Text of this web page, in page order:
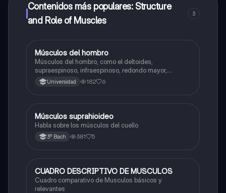
Contenidos más populares: Structure
and Role of Muscles
3
Biología
Músculos del hombro
Músculos del hombro, como el deltoides,
supraespinoso, infraespinoso, redondo mayor,
redondo menor y subescapular. Sus funciones en el
movimiento y estabilidad de la articulación del
Universidad 182 6
Biología
Músculos suprahioideo
Habla sobre los músculos del cuello
3º Bach 381 5
Biología
CUADRO DESCRIPTIVO DE MUSCULOS
Cuadro comparativo de Musculos básicos y
relevantes